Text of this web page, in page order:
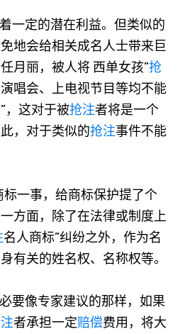
一定的潜在利益。但类似的
地会给相关成名人士带来巨
月丽，被人将 西单女孩”抢
唱会、上电视节目等均不能
，这对于被抢注者将是一个
，对于类似的抢注事件不能
标一事，给商标保护提了个
方面，除了在法律或制度上
名人商标”纠纷之外，作为名
有关的姓名权、名称权等。
要像专家建议的那样，如果
者承担一定赔偿费用，将大